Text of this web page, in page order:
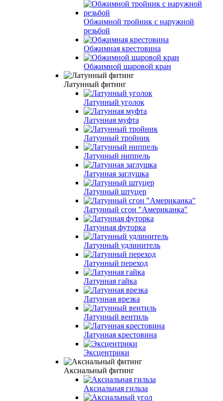
Обжимной тройник с наружной
резьбой
Обжимная крестовина
Обжимной шаровой кран
Латунный фитинг
Латунный уголок
Латунная муфта
Латунный тройник
Латунный ниппель
Латунная заглушка
Латунный штуцер
Латунный сгон "Американка"
Латунная футорка
Латунный удлинитель
Латунный переход
Латунная гайка
Латунная врезка
Латунный вентиль
Латунная крестовина
Эксцентрики
Аксиальный фитинг
Аксиальная гильза